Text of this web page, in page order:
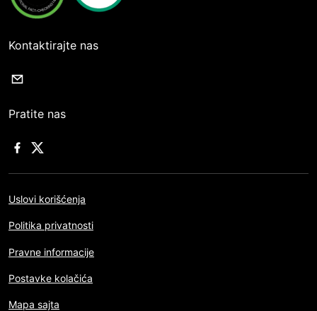
Kontaktirajte nas
Pratite nas
Uslovi korišćenja
Politika privatnosti
Pravne informacije
Postavke kolačića
Mapa sajta